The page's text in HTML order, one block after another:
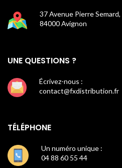
37 Avenue Pierre Semard,
84000 Avignon
UNE QUESTIONS ?
Écrivez-nous :
contact@fxdistribution.fr
TÉLÉPHONE
Un numéro unique :
04 88 60 55 44